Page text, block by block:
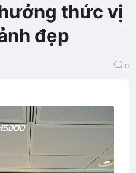
thức vị
đẹp
0